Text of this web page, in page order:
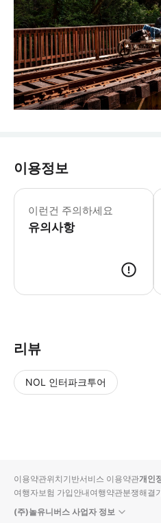
이용정보
이런건 주의하세요
유의사항
리뷰
NOL 인터파크투어
입니
다.
순
상
이용약관위치기반서비스 이용약관개인
여행자보험 가입안내여행약관분쟁해결
(주)놀유니버스 사업자 정보